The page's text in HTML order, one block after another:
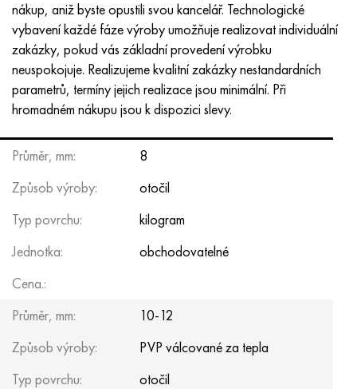
nákup, aniž byste opustili svou kancelář. Technologické
vybavení každé fáze výroby umožňuje realizovat individuální
zakázky, pokud vás základní provedení výrobku
neuspokojuje. Realizujeme kvalitní zakázky nestandardních
parametrů, termíny jejich realizace jsou minimální. Při
hromadném nákupu jsou k dispozici slevy.
Průměr, mm:
8
Způsob výroby:
otočil
Typ povrchu:
kilogram
Jednotka:
obchodovatelné
Cena.:
Průměr, mm:
10-12
Způsob výroby:
PVP válcované za tepla
Typ povrchu:
otočil